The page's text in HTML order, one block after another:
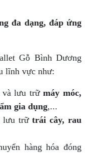
đa dạng, đáp ứng
Gỗ Bình Dương
lĩnh vực như:
và lưu trữmáy móc,
gia dụng,...
lưu trữtrái cây, rau
hàng hóa đóng